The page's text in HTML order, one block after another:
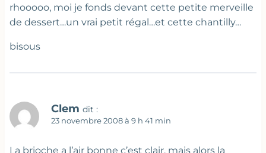
rhooooo, moi je fonds devant cette petite merveille
de dessert…un vrai petit régal…et cette chantilly…
bisous
Clem dit :
23 novembre 2008 à 9 h 41 min
La brioche a l’air bonne c’est clair, mais alors la